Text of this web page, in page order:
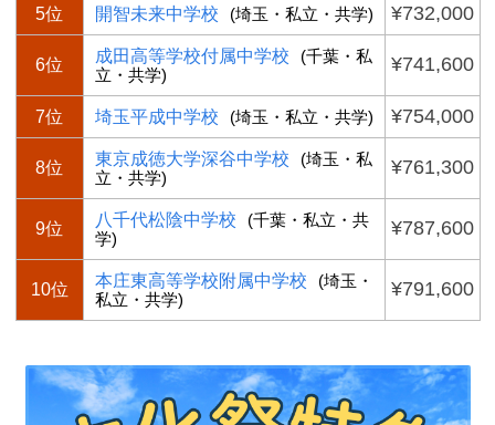
5位 開智未来中学校 (埼玉・私立・共学) ¥732,000
6位 成田高等学校付属中学校
(千葉・私
立・共学)
¥741,600
7位 埼玉平成中学校 (埼玉・私立・共学) ¥754,000
8位 東京成徳大学深谷中学校
(埼玉・私
立・共学)
¥761,300
9位 八千代松陰中学校
(千葉・私立・共
学)
¥787,600
10位 本庄東高等学校附属中学校
(埼玉・
私立・共学)
¥791,600